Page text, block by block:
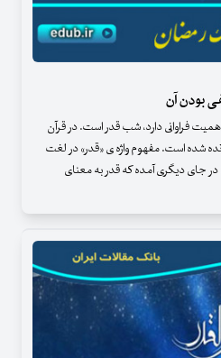
بودن آن
اهمیت فراوانی دارد، شب قدر است. در قرآن
شده است. مفهوم واژه ی «قدر» در لغت
به معنای بیان مقدار چیزی است.1 در جای دیگری آمده که قدر به معنای